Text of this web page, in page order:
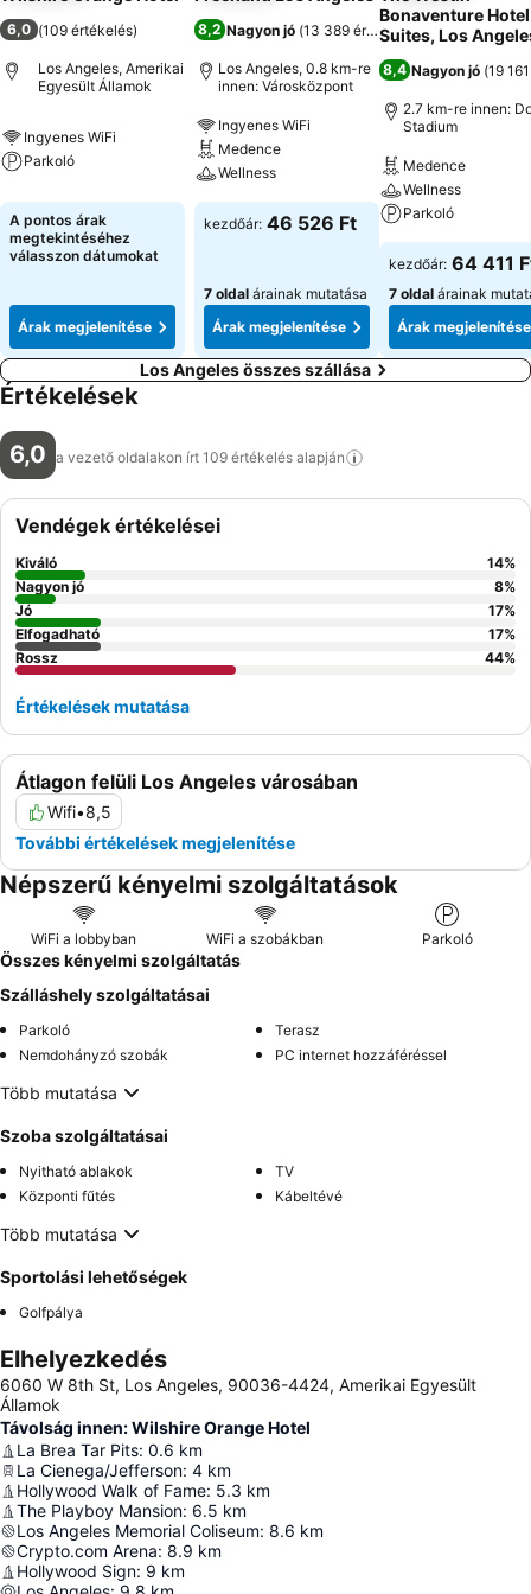
6,0 (109 értékelés)
Los Angeles, Amerikai
Egyesült Államok
Ingyenes WiFi
Parkoló
A pontos árak
megtekintéséhez
válasszon dátumokat
Árak megjelenítése
8,2 Nagyon jó (13 389 értékelés)
Los Angeles, 0.8 km-re
innen: Városközpont
Ingyenes WiFi
Medence
Wellness
kezdőár: 46 526 Ft
7 oldal árainak mutatása
Árak megjelenítése
Bonaventure Hotel
Suites, Los
8,4 Nagyon jó (19
2.7 km-re innen:
Stadium
Medence
Wellness
Parkoló
kezdőár: 64 411
7 oldal árainak
Árak megjelenítése
Los Angeles összes szállása
Értékelések
6,0 a vezető oldalakon írt 109 értékelés alapján
Átlagon felüli Los Angeles városában
Wifi•8,5
További értékelések megjelenítése
Vendégek értékelései
Kiváló 14%
Nagyon jó
8%
Jó
17%
Elfogadható
17%
Rossz
44%
Értékelések mutatása
Népszerű kényelmi szolgáltatások
WiFi a lobbyban WiFi a szobákban Parkoló
Összes kényelmi szolgáltatás
Szálláshely szolgáltatásai
Parkoló
Terasz
Nemdohányzó szobák
PC internet hozzáféréssel
Több mutatása
Szoba szolgáltatásai
Nyitható ablakok
TV
Központi fűtés
Kábeltévé
Több mutatása
Sportolási lehetőségek
Golfpálya
Elhelyezkedés
6060 W 8th St, Los Angeles, 90036-4424, Amerikai Egyesült
Államok
Távolság innen: Wilshire Orange Hotel
La Brea Tar Pits: 0.6 km
La Cienega/Jefferson: 4 km
Hollywood Walk of Fame: 5.3 km
The Playboy Mansion: 6.5 km
Los Angeles Memorial Coliseum: 8.6 km
Crypto.com Arena: 8.9 km
Hollywood Sign: 9 km